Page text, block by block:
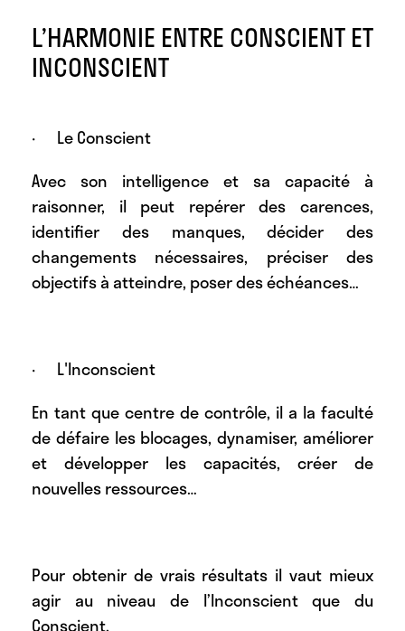
L’HARMONIE ENTRE CONSCIENT ET
INCONSCIENT
· Le Conscient
Avec son intelligence et sa capacité à
raisonner, il peut repérer des carences,
identifier des manques, décider des
changements nécessaires, préciser des
objectifs à atteindre, poser des échéances…
· L'Inconscient
En tant que centre de contrôle, il a la faculté
de défaire les blocages, dynamiser, améliorer
et développer les capacités, créer de
nouvelles ressources…
Pour obtenir de vrais résultats il vaut mieux
agir au niveau de l’Inconscient que du
Conscient.